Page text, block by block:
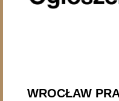
WROCŁAW